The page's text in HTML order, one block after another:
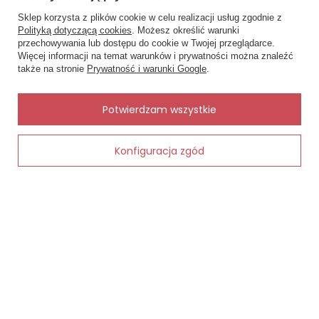
Dodaj do koszyka
MOJE ZAMÓWIENIE
Status zamówienia
Chcę zareklamować produkt
Chcę zwrócić produkt
Kontakt
📏 Pomóc dobrać
rozmiar?
Podaj obwód pod biustem i w
biuście, a dobiorę rozmiar.
Sklep korzysta z plików cookie w celu realizacji usług zgodnie z
Polityką dotyczącą cookies. Możesz określić warunki
przechowywania lub dostępu do cookie w Twojej przeglądarce.
Więcej informacji na temat warunków i prywatności można znaleźć
także na stronie Prywatność i warunki Google.
Konfiguracja zgód
Potwierdzam wszystkie